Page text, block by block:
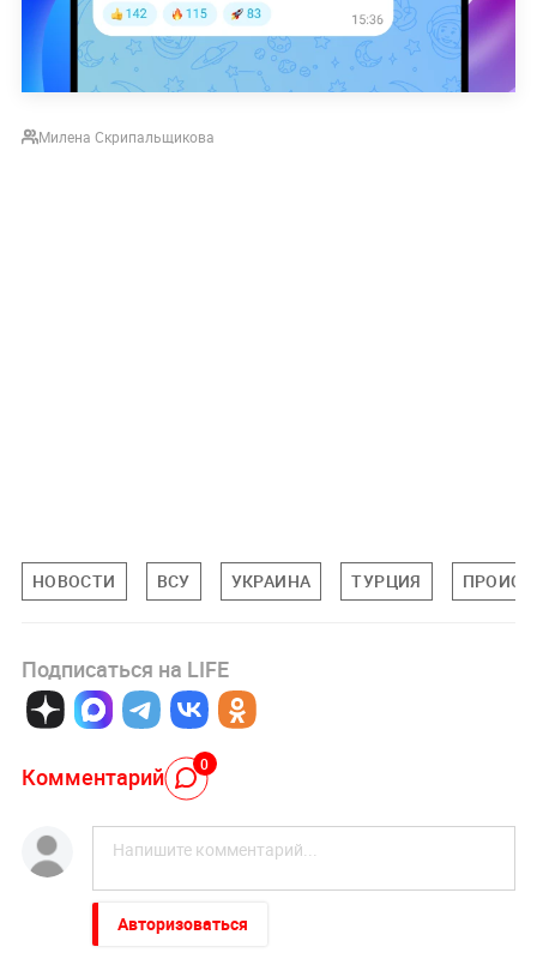
Милена Скрипальщикова
НОВОСТИ ВСУ УКРАИНА ТУРЦИЯ
Подписаться на LIFE
Комментарий 0
Авторизоваться